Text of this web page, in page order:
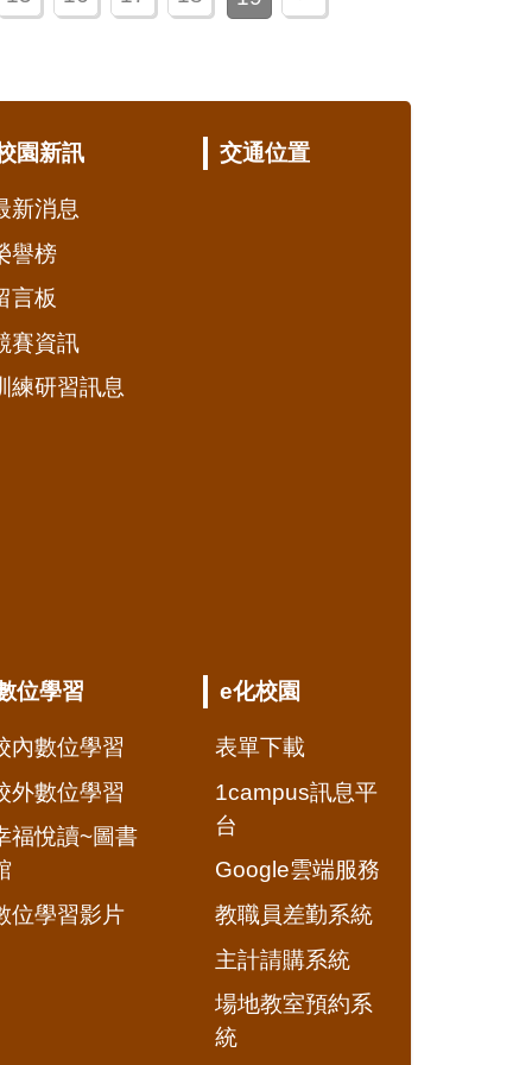
園新訊
新消息
譽榜
言板
賽資訊
練研習訊息
交通位置
位學習
內數位學習
外數位學習
福悅讀~圖書
位學習影片
e化校園
表單下載
1campus訊息平
台
Google雲端服務
教職員差勤系統
主計請購系統
場地教室預約系
統